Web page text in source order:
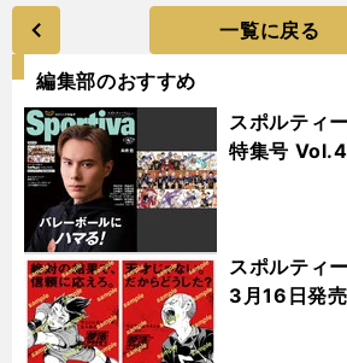
一覧に戻る
編集部のおすすめ
スポルティ
特集号
スポルティ
3月16日発売